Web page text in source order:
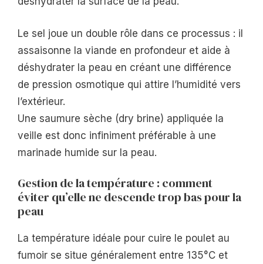
Le sel joue un double rôle dans ce processus : il
assaisonne la viande en profondeur et aide à
déshydrater la peau en créant une différence
de pression osmotique qui attire l’humidité vers
l’extérieur.
Une saumure sèche (dry brine) appliquée la
veille est donc infiniment préférable à une
marinade humide sur la peau.
Gestion de la température : comment
éviter qu’elle ne descende trop bas pour la
peau
La température idéale pour cuire le poulet au
fumoir se situe généralement entre 135°C et